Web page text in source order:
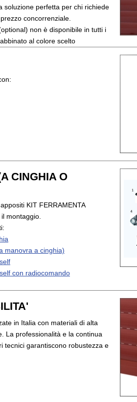
soluzione perfetta per chi richiede
concorrenziale.
non è disponibile in tutti i
al colore scelto
adeguato
CINGHIA O
KIT FERRAMENTA
montaggio.
manovra a cinghia)
con radiocomando
in Italia con materiali di alta
La professionalità e la continua
tecnici garantiscono robustezza e